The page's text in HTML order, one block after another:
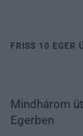
FRISS 10 EGER
Mindhárom
Egerben